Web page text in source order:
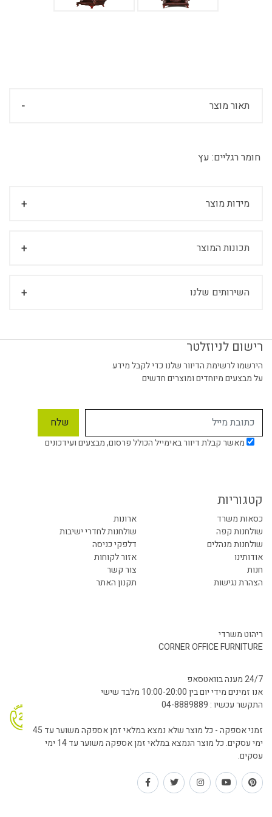
תאור מוצר
חומר רגליים: עץ
מידות מוצר
תכונות המוצר
השירותים שלנו
רישום לניוזלטר
הירשמו לרשימת הדיוור שלנו כדי לקבל מידע
על מבצעים מיוחדים ומוצרים חדשים
מאשר קבלת דיוור באימייל הכולל פרסום, מבצעים ועידכונים
קטגוריות
כסאות משרד
ארונות
שולחנות קפה
שולחנות לחדרי ישיבות
שולחנות מנהלים
דלפקי כניסה
אודותינו
אזור לקוחות
חנות
צור קשר
הצהרת נגישות
תקנון האתר
ריהוט משרדי
CORNER OFFICE FURNITURE
24/7 מענה בוואטסאפ
אנו זמינים מידי יום בין 10:00-20:00 מלבד שישי
התקשר עכשיו : 04-8889889
זמני אספקה - כל מוצר שלא נמצא במלאי זמן אספקה משוער עד 45
ימי עסקים. כל מוצר הנמצא במלאי זמן אספקה משוער עד 14 ימי
עסקים.